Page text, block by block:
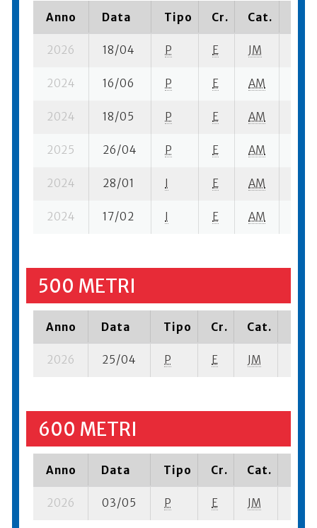
Anno Data Tipo Cr. Cat.
2026 18/04 P E JM
2024 16/06 P E AM
2024 18/05 P E AM
2025 26/04 P E AM
2024 28/01 I E AM
2024 17/02 I E AM
500 METRI
Anno Data Tipo Cr. Cat.
2026 25/04 P E JM
600 METRI
Anno Data Tipo Cr. Cat.
2026 03/05 P E JM